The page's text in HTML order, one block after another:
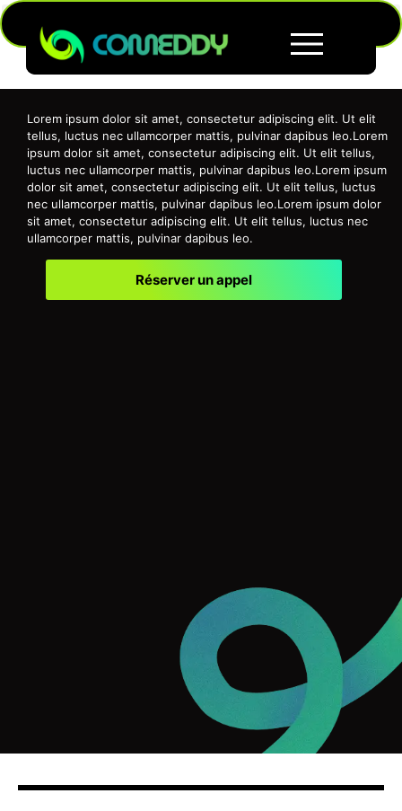
Lorem ipsum dolor sit amet, consectetur adipiscing elit. Ut elit
tellus, luctus nec ullamcorper mattis, pulvinar dapibus leo.Lorem
ipsum dolor sit amet, consectetur adipiscing elit. Ut elit tellus,
luctus nec ullamcorper mattis, pulvinar dapibus leo.Lorem ipsum
dolor sit amet, consectetur adipiscing elit. Ut elit tellus, luctus
nec ullamcorper mattis, pulvinar dapibus leo.Lorem ipsum dolor
sit amet, consectetur adipiscing elit. Ut elit tellus, luctus nec
ullamcorper mattis, pulvinar dapibus leo.
Réserver un appel